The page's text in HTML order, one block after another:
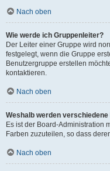
Nach oben
Wie werde ich Gruppenleiter?
Der Leiter einer Gruppe wird
festgelegt, wenn die Gruppe
Benutzergruppe erstellen
kontaktieren.
Nach oben
Weshalb werden
Es ist der Board-Administration
Farben zuzuteilen, so dass
Nach oben